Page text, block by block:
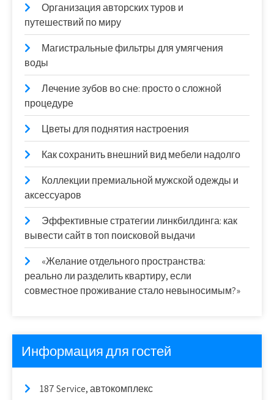
Организация авторских туров и
путешествий по миру
Магистральные фильтры для умягчения
воды
Лечение зубов во сне: просто о сложной
процедуре
Цветы для поднятия настроения
Как сохранить внешний вид мебели надолго
Коллекции премиальной мужской одежды и
аксессуаров
Эффективные стратегии линкбилдинга: как
вывести сайт в топ поисковой выдачи
«Желание отдельного пространства:
реально ли разделить квартиру, если
совместное проживание стало невыносимым?»
Информация для гостей
187 Service, автокомплекс